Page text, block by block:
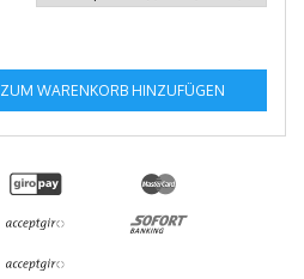
ZUM WARENKORB HINZUFÜGEN